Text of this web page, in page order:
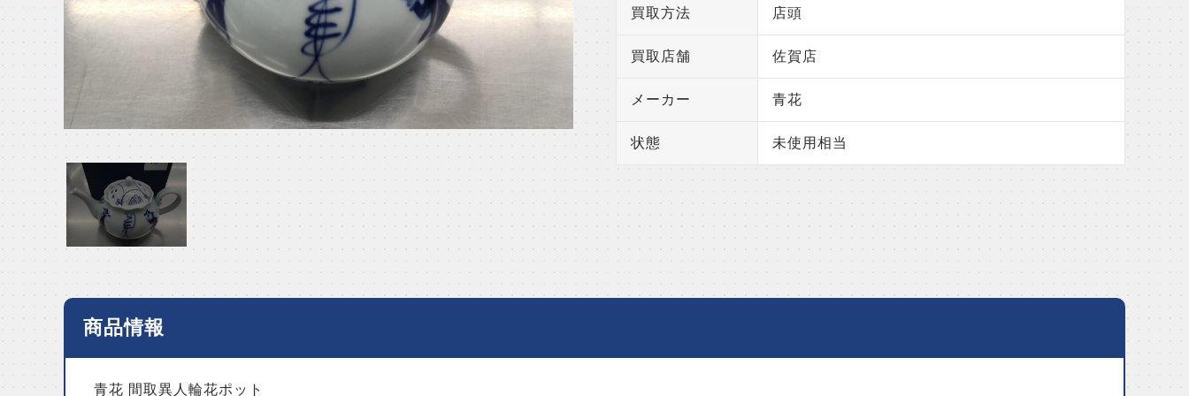
買取方法 店頭
買取店舗 佐賀店
メーカー 青花
状態 未使用相当
商品情報
青花 間取異人輪花ポット